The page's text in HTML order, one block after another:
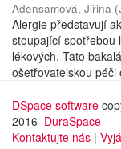
Adensamová, Jiřina (
Alergie představují
stoupající spotřebou
lékových. Tato
ošetřovatelskou péči
DSpace software
2016 DuraSpace
Kontaktujte nás |